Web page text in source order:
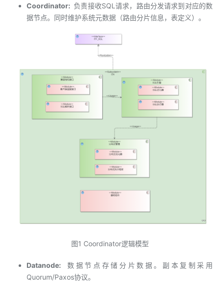
Coordinator: 负责接收SQL请求，路由分发请求到对应的数
据节点。同时维护系统元数据（路由分片信息，表定义）。
图1 Coordinator逻辑模型
Datanode:数据节点存储分片数据。副本复制采用
Quorum/Paxos协议。